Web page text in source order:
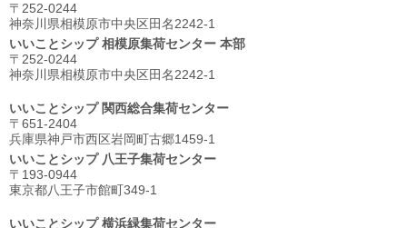
〒252-0244
神奈川県相模原市中央区⽥名2242-1
いいことシップ 相模原集荷センター 本部
〒252-0244
神奈川県相模原市中央区⽥名2242-1
いいことシップ 関西総合集荷センター
〒651-2404
兵庫県神戸市西区岩岡町古郷1459-1
いいことシップ 八王子集荷センター
〒193-0944
東京都八王子市館町349-1
いいことシップ 横浜緑集荷センター